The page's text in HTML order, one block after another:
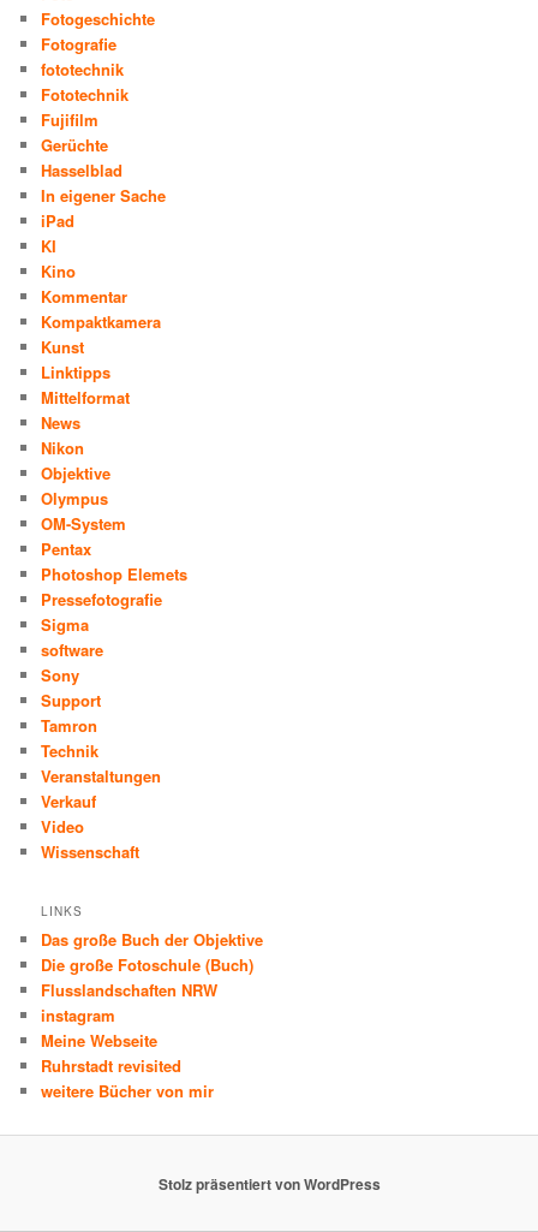
Fotogeschichte
Fotografie
fototechnik
Fototechnik
Fujifilm
Gerüchte
Hasselblad
In eigener Sache
iPad
KI
Kino
Kommentar
Kompaktkamera
Kunst
Linktipps
Mittelformat
News
Nikon
Objektive
Olympus
OM-System
Pentax
Photoshop Elemets
Pressefotografie
Sigma
software
Sony
Support
Tamron
Technik
Veranstaltungen
Verkauf
Video
Wissenschaft
LINKS
Das große Buch der Objektive
Die große Fotoschule (Buch)
Flusslandschaften NRW
instagram
Meine Webseite
Ruhrstadt revisited
weitere Bücher von mir
Stolz präsentiert von WordPress